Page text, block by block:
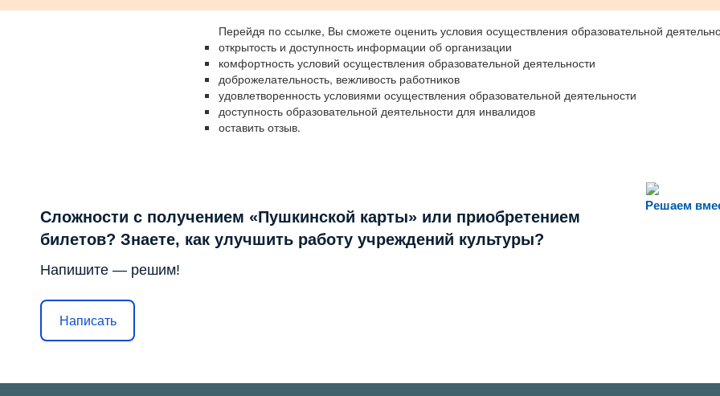
Перейдя по ссылке, Вы сможете оценить условия осуществления образовательной
открытость и доступность информации об организации
комфортность условий осуществления образовательной деятельности
доброжелательность, вежливость работников
удовлетворенность условиями осуществления образовательной деятельности
доступность образовательной деятельности для инвалидов
оставить отзыв.
Решаем
Сложности с получением «Пушкинской карты» или приобретением
билетов? Знаете, как улучшить работу учреждений культуры?
Напишите — решим!
Написать